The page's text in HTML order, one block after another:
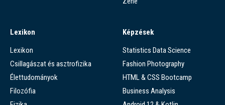
Lexikon
Lexikon
Csillagászat és asztrofizika
Élettudományok
Filozófia
Képzések
Statistics Data Science
Fashion Photography
HTML & CSS Bootcamp
Business Analysis